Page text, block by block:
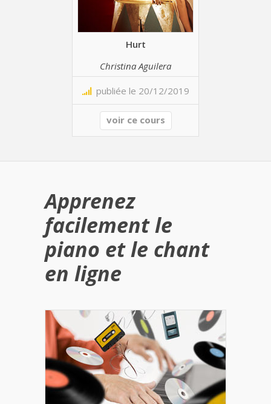
Hurt
Christina Aguilera
publiée le 20/12/2019
voir ce cours
Apprenez
facilement le
piano et le chant
en ligne